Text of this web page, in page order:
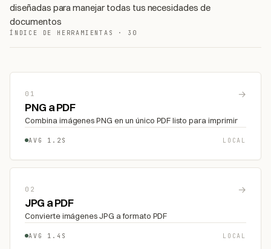
diseñadas para manejar todas tus necesidades de
documentos
ÍNDICE DE HERRAMIENTAS · 30
01 →
PNG a PDF
Combina imágenes PNG en un único PDF listo para imprimir
AVG 1.2S LOCAL
02 →
JPG a PDF
Convierte imágenes JPG a formato PDF
AVG 1.4S LOCAL